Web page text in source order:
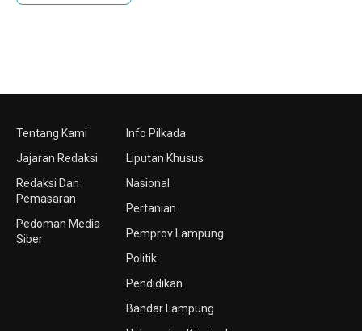
Tentang Kami
Jajaran Redaksi
Redaksi Dan
Pemasaran
Pedoman Media
Siber
Info Pilkada
Liputan Khusus
Nasional
Pertanian
Pemprov Lampung
Politik
Pendidikan
Bandar Lampung